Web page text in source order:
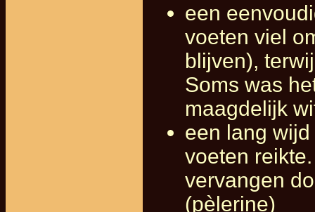
een
voeten viel
blijven),
Soms was
maagdelijk
een lang
voeten
vervangen
(pèlerine)